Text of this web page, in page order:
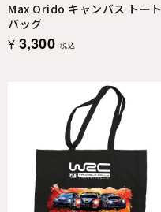
Max Orido キャンバス トート
バッグ
¥ 3,300 税込